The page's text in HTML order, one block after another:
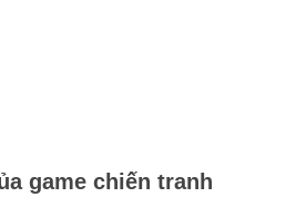
game chiến tranh